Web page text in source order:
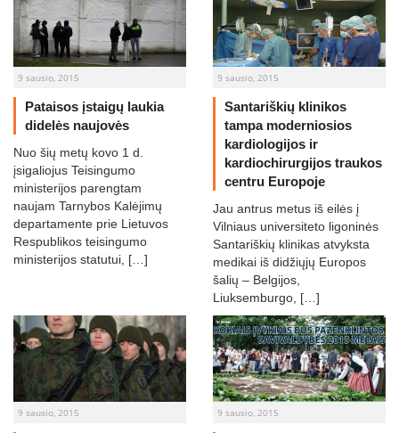
9 sausio, 2015
Pataisos įstaigų laukia
didelės naujovės
Nuo šių metų kovo 1 d.
įsigaliojus Teisingumo
ministerijos parengtam
naujam Tarnybos Kalėjimų
departamente prie Lietuvos
Respublikos teisingumo
ministerijos statutui, […]
9 sausio, 2015
Santariškių klinikos
tampa moderniosios
kardiologijos ir
kardiochirurgijos traukos
centru Europoje
Jau antrus metus iš eilės į
Vilniaus universiteto ligoninės
Santariškių klinikas atvyksta
medikai iš didžiųjų Europos
šalių – Belgijos,
Liuksemburgo, […]
9 sausio, 2015 9 sausio, 2015